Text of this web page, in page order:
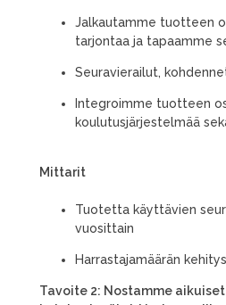
Jalkautamme tuotteen
tarjontaa ja tapaamme
Seuravierailut,
Integroimme tuotteen
koulutusjärjestelmää
Mittarit
Tuotetta käyttävien
vuosittain
Harrastajamäärän
Tavoite 2: Nostamme